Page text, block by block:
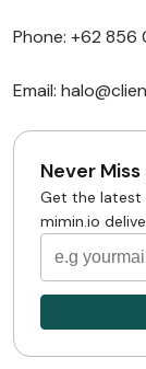
Phone: +62 856
Email:
Never
Get the latest
mimin.io